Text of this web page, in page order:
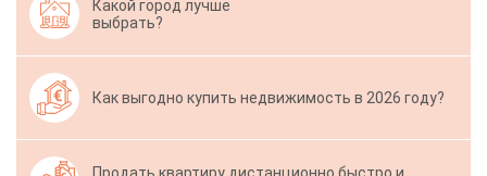
Какой город лучше
выбрать?
Как выгодно купить недвижимость в 2026 году?
Продать квартиру дистанционно быстро и